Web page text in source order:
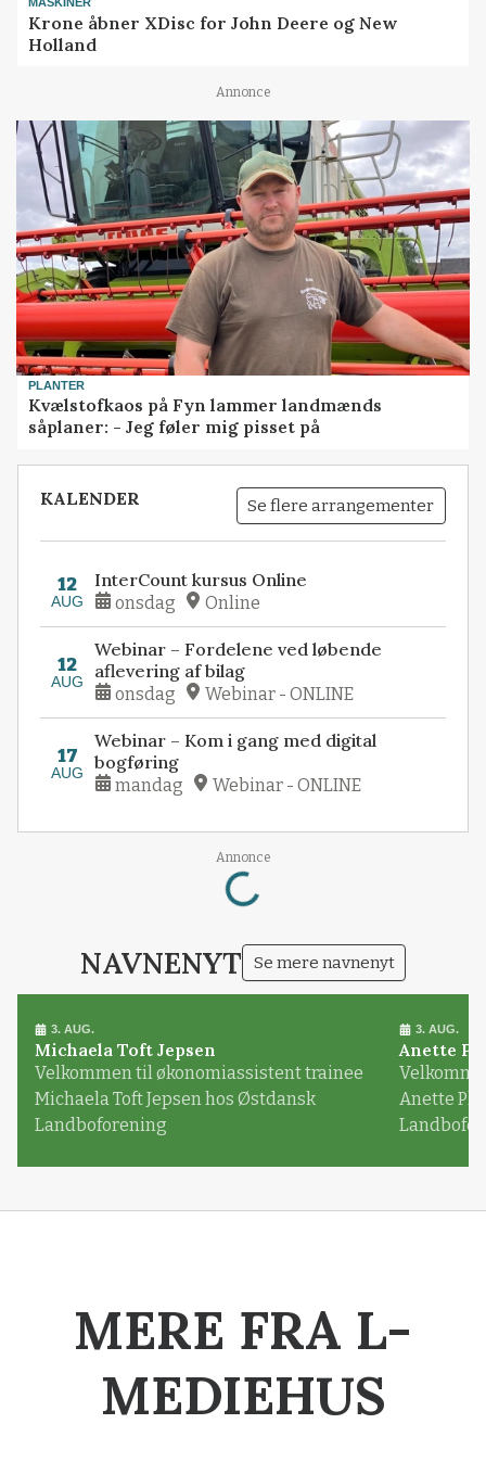
Krone åbner XDisc for John Deere og New
Holland
Annonce
PLANTER
Kvælstofkaos på Fyn lammer landmænds
såplaner: - Jeg føler mig pisset på
KALENDER Se flere arrangementer
12
AUG
InterCount kursus Online
onsdag Online
12
AUG
Webinar – Fordelene ved løbende
aflevering af bilag
onsdag Webinar - ONLINE
17
AUG
Webinar – Kom i gang med digital
bogføring
mandag Webinar - ONLINE
Annonce
Loading...
NAVNENYT Se mere navnenyt
3. AUG.
Michaela Toft Jepsen
Velkommen til økonomiassistent trainee
Michaela Toft Jepsen hos Østdansk
Landboforening
3. AUG.
Anette
Anette
MERE FRA L-
MEDIEHUS